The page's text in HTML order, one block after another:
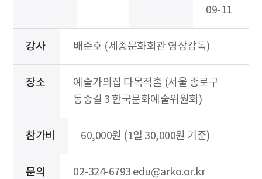
09-11
강사 배준호 (세종문화회관 영상감독)
장소
예술가의집 다목적홀 (서울 종로구
동숭길 3 한국문화예술위원회)
참가비 60,000원 (1일 30,000원 기준)
문의 02-324-6793 edu@arko.or.kr